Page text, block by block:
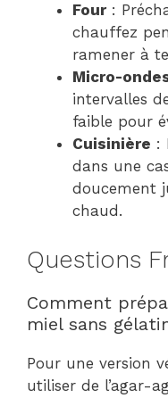
Four:
chauffez
ramener à
Micro-
intervalles
faible pour
Cuisinière :
dans une
doucement
chaud.
Questions
Comment
miel sans
Pour une version
utiliser de l’agar-